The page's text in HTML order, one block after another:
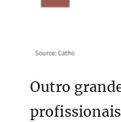
Outro